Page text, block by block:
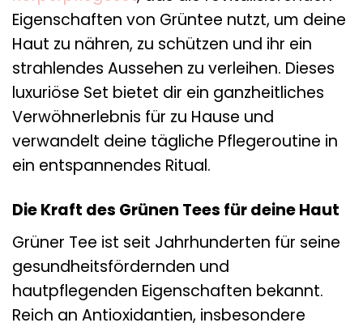
Eigenschaften von Grüntee nutzt, um deine
Haut zu nähren, zu schützen und ihr ein
strahlendes Aussehen zu verleihen. Dieses
luxuriöse Set bietet dir ein ganzheitliches
Verwöhnerlebnis für zu Hause und
verwandelt deine tägliche Pflegeroutine in
ein entspannendes Ritual.
Die Kraft des Grünen Tees für deine Haut
Grüner Tee ist seit Jahrhunderten für seine
gesundheitsfördernden und
hautpflegenden Eigenschaften bekannt.
Reich an Antioxidantien, insbesondere